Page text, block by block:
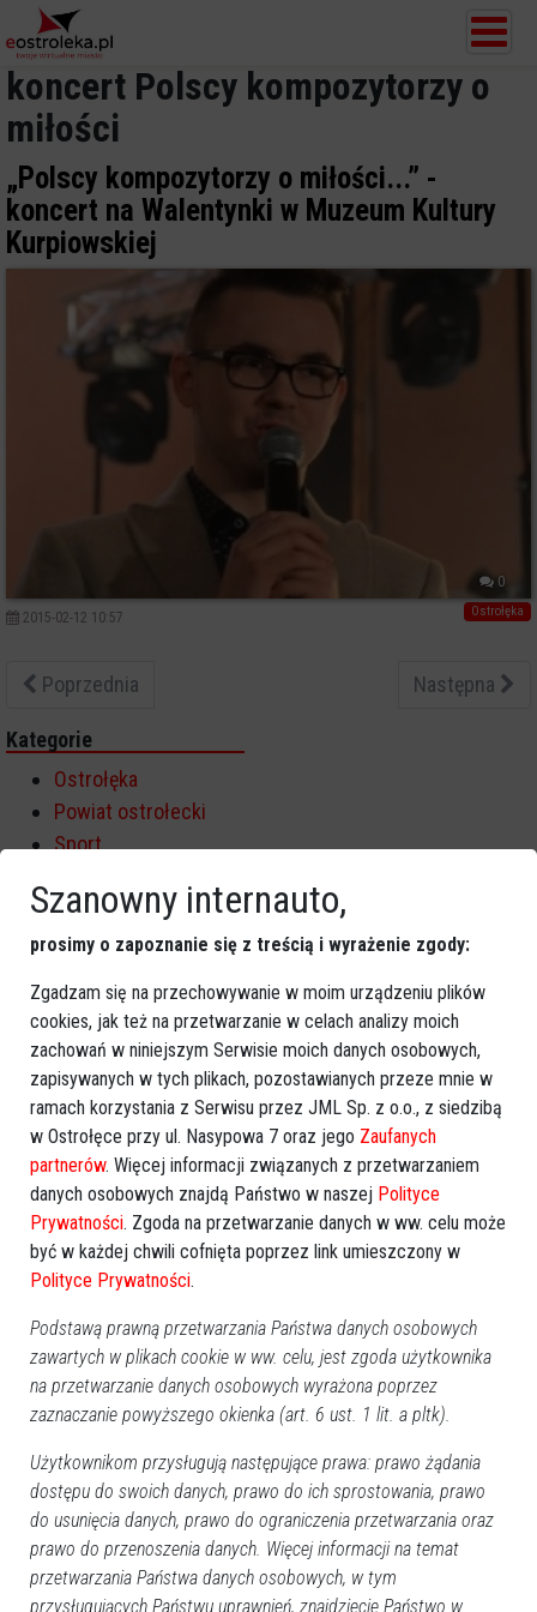
koncert Polscy kompozytorzy o
miłości
„Polscy kompozytorzy o miłości...” -
koncert na Walentynki w Muzeum Kultury
Kurpiowskiej
0
Ostrołęka
2015-02-12 10:57
Poprzednia Następna
Kategorie
Ostrołęka
Powiat ostrołecki
Sport
Region
Polska
Kościół i społeczeństwo
TV Ostrołęka
Kalendarz imprez
sierpień 2026
Pn
Cz Pt So
Nd
27
28 29 30 31 1
2
3
4 5 6 7 8
9
10
11 12
17
18 19 20 21 22
23
24
25 26 27 28 29
30
31
1 2 3 4 5 6
Dzisiaj:
Imprezy, Bale, Dancingi
20:00 Zabawa odpustowa w Brodowych Łąkach
Wydarzenia
17:30 Dionizje 2026
10:00 Rajd rowerowy pamięci marynarzy i ułanów
Szanowny internauto,
prosimy o zapoznanie się z treścią i wyrażenie zgody:
Zgadzam się na przechowywanie w moim urządzeniu plików
cookies, jak też na przetwarzanie w celach analizy moich
zachowań w niniejszym Serwisie moich danych osobowych,
zapisywanych w tych plikach, pozostawianych przeze mnie w
ramach korzystania z Serwisu przez JML Sp. z o.o., z siedzibą
w Ostrołęce przy ul. Nasypowa 7 oraz jego Zaufanych
partnerów. Więcej informacji związanych z przetwarzaniem
danych osobowych znajdą Państwo w naszej Polityce
Prywatności. Zgoda na przetwarzanie danych w ww. celu może
być w każdej chwili cofnięta poprzez link umieszczony w
Polityce Prywatności.
Podstawą prawną przetwarzania Państwa danych osobowych
zawartych w plikach cookie w ww. celu, jest zgoda użytkownika
na przetwarzanie danych osobowych wyrażona poprzez
zaznaczanie powyższego okienka (art. 6 ust. 1 lit. a pltk).
Użytkownikom przysługują następujące prawa: prawo żądania
dostępu do swoich danych, prawo do ich sprostowania, prawo
do usunięcia danych, prawo do ograniczenia przetwarzania oraz
prawo do przenoszenia danych. Więcej informacji na temat
przetwarzania Państwa danych osobowych, w tym
przysługujących Państwu uprawnień, znajdziecie Państwo w